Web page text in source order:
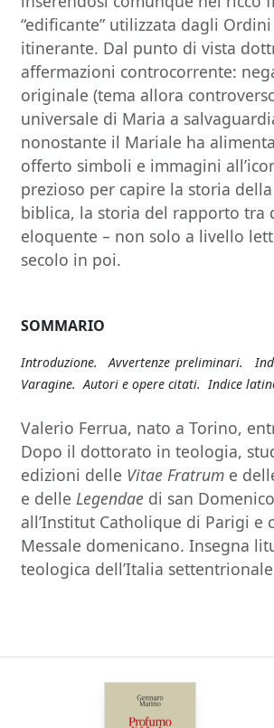
“edificante” utilizzata dagli
itinerante. Dal punto di vista
affermazioni controcorrente:
originale (tema allora
universale di Maria a
nonostante il Mariale ha
offerto simboli e immagini
prezioso per capire la storia
biblica, la storia del rapporto tra
eloquente – non solo a livello
secolo in poi.
SOMMARIO
Introduzione. Avvertenze preliminari.
Varagine. Autori e opere citati. Indice
Valerio Ferrua, nato a Torino,
Dopo il dottorato in teologia,
edizioni delle Vitae Fratrum e
e delleLegendae di san
all’Institut Catholique di Parigi e
Messale domenicano. Insegna
teologica dell’Italia